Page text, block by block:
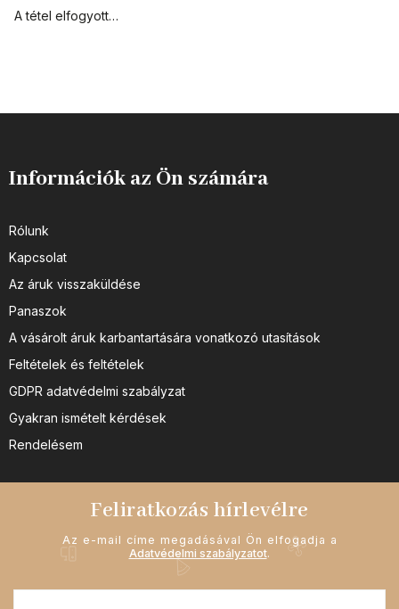
A tétel elfogyott…
Információk az Ön számára
Rólunk
Kapcsolat
Az áruk visszaküldése
Panaszok
A vásárolt áruk karbantartására vonatkozó utasítások
Feltételek és feltételek
GDPR adatvédelmi szabályzat
Gyakran ismételt kérdések
Rendelésem
Feliratkozás hírlevélre
Az e-mail címe megadásával Ön elfogadja a
Adatvédelmi szabályzatot.